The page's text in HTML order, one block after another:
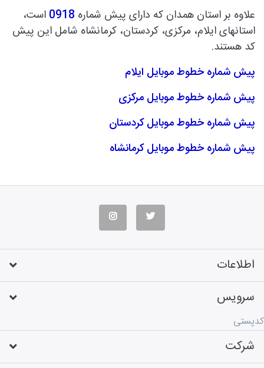
علاوه بر استان همدان که دارای پیش شماره 0918 است،
استانهای ایلام، مرکزی، کردستان، کرمانشاه شامل این پیش
کد هستند.
پیش شماره خطوط موبایل ایلام
پیش شماره خطوط موبایل مرکزی
پیش شماره خطوط موبایل کردستان
پیش شماره خطوط موبایل کرمانشاه
اطلاعات
سرویس
کدپستی
شرکت